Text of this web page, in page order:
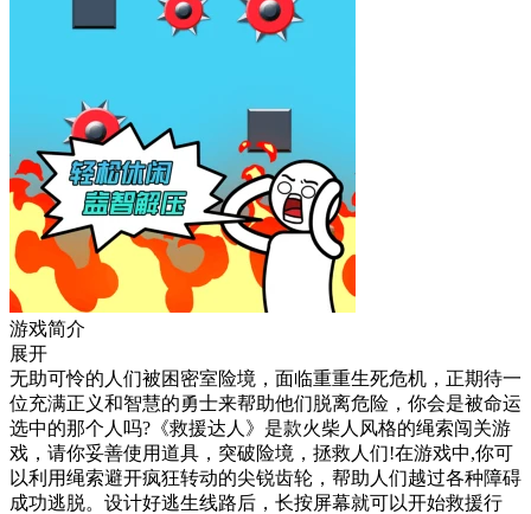
游戏简介
展开
无助可怜的人们被困密室险境，面临重重生死危机，正期待一
位充满正义和智慧的勇士来帮助他们脱离危险，你会是被命运
选中的那个人吗?《救援达人》是款火柴人风格的绳索闯关游
戏，请你妥善使用道具，突破险境，拯救人们!在游戏中,你可
以利用绳索避开疯狂转动的尖锐齿轮，帮助人们越过各种障碍
成功逃脱。设计好逃生线路后，长按屏幕就可以开始救援行